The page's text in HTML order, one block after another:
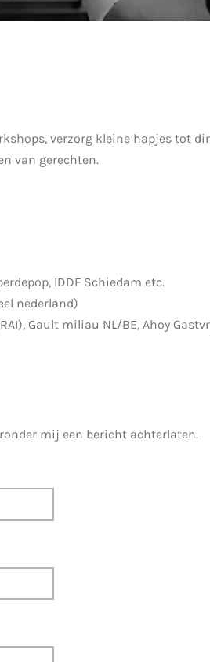
verzorg kleine hapjes tot
van gerechten.
IDDF Schiedam etc.
nederland)
Gault miliau NL/BE, Ahoy
mij een bericht achterlaten.